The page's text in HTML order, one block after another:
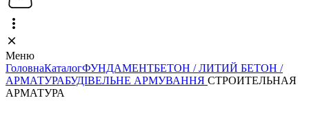
Меню
ГоловнаКаталогФУНДАМЕНТБЕТОН / ЛИТИЙ БЕТОН /
АРМАТУРАБУДІВЕЛЬНЕ АРМУВАННЯ СТРОИТЕЛЬНАЯ
АРМАТУРА